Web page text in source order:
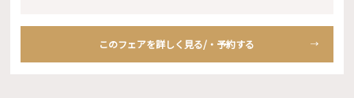
このフェアを詳しく見る/・予約する